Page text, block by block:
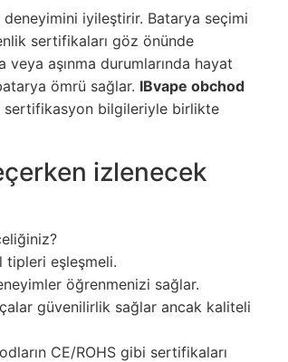
deneyimini iyileştirir. Batarya seçimi
sertifikaları göz önünde
veya aşınma durumlarında hayat
ömrü sağlar. IBvape obchod
sertifikasyon bilgileriyle birlikte
izlenecek
tipleri eşleşmeli.
öğrenmenizi sağlar.
güvenilirlik sağlar ancak kaliteli
CE/ROHS gibi sertifikaları